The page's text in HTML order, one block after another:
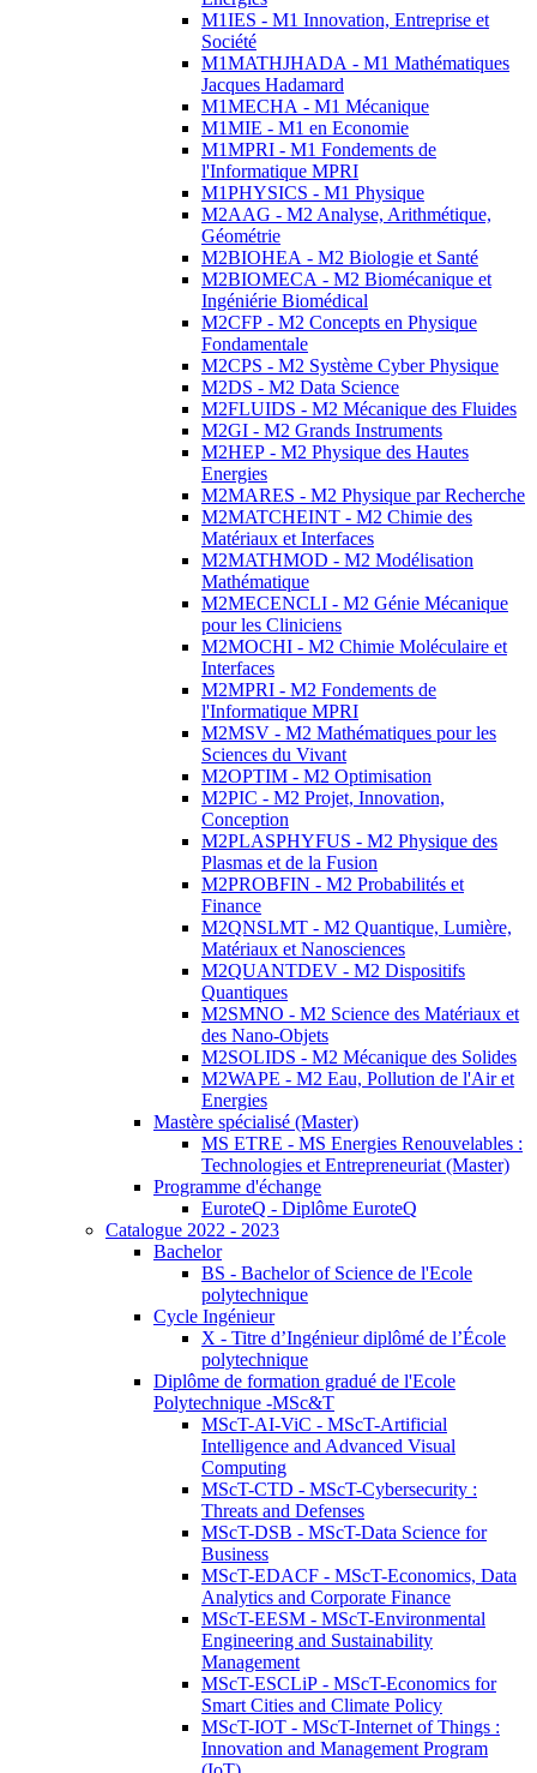
M1IES - M1 Innovation, Entreprise et
Société
M1MATHJHADA - M1 Mathématiques
Jacques Hadamard
M1MECHA - M1 Mécanique
M1MIE - M1 en Economie
M1MPRI - M1 Fondements de
l'Informatique MPRI
M1PHYSICS - M1 Physique
M2AAG - M2 Analyse, Arithmétique,
Géométrie
M2BIOHEA - M2 Biologie et Santé
M2BIOMECA - M2 Biomécanique et
Ingéniérie Biomédical
M2CFP - M2 Concepts en Physique
Fondamentale
M2CPS - M2 Système Cyber Physique
M2DS - M2 Data Science
M2FLUIDS - M2 Mécanique des Fluides
M2GI - M2 Grands Instruments
M2HEP - M2 Physique des Hautes
Energies
M2MARES - M2 Physique par Recherche
M2MATCHEINT - M2 Chimie des
Matériaux et Interfaces
M2MATHMOD - M2 Modélisation
Mathématique
M2MECENCLI - M2 Génie Mécanique
pour les Cliniciens
M2MOCHI - M2 Chimie Moléculaire et
Interfaces
M2MPRI - M2 Fondements de
l'Informatique MPRI
M2MSV - M2 Mathématiques pour les
Sciences du Vivant
M2OPTIM - M2 Optimisation
M2PIC - M2 Projet, Innovation,
Conception
M2PLASPHYFUS - M2 Physique des
Plasmas et de la Fusion
M2PROBFIN - M2 Probabilités et
Finance
M2QNSLMT - M2 Quantique, Lumière,
Matériaux et Nanosciences
M2QUANTDEV - M2 Dispositifs
Quantiques
M2SMNO - M2 Science des Matériaux et
des Nano-Objets
M2SOLIDS - M2 Mécanique des Solides
M2WAPE - M2 Eau, Pollution de l'Air et
Energies
Mastère spécialisé (Master)
MS ETRE - MS Energies Renouvelables :
Technologies et Entrepreneuriat (Master)
Programme d'échange
EuroteQ - Diplôme EuroteQ
Catalogue 2022 - 2023
Bachelor
BS - Bachelor of Science de l'Ecole
polytechnique
Cycle Ingénieur
X - Titre d’Ingénieur diplômé de l’École
polytechnique
Diplôme de formation gradué de l'Ecole
Polytechnique -MSc&T
MScT-AI-ViC - MScT-Artificial
Intelligence and Advanced Visual
Computing
MScT-CTD - MScT-Cybersecurity :
Threats and Defenses
MScT-DSB - MScT-Data Science for
Business
MScT-EDACF - MScT-Economics, Data
Analytics and Corporate Finance
MScT-EESM - MScT-Environmental
Engineering and Sustainability
Management
MScT-ESCLiP - MScT-Economics for
Smart Cities and Climate Policy
MScT-IOT - MScT-Internet of Things :
Innovation and Management Program